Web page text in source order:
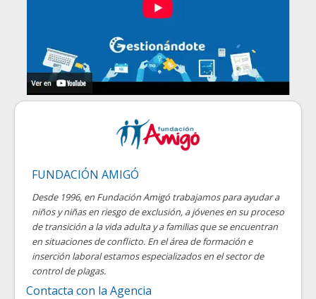
FUNDACIÓN AMIGÓ
Desde 1996, en Fundación Amigó trabajamos para ayudar a
niños y niñas en riesgo de exclusión, a jóvenes en su proceso
de transición a la vida adulta y a familias que se encuentran
en situaciones de conflicto. En el área de formación e
inserción laboral estamos especializados en el sector de
control de plagas.
Contacta con la Agencia